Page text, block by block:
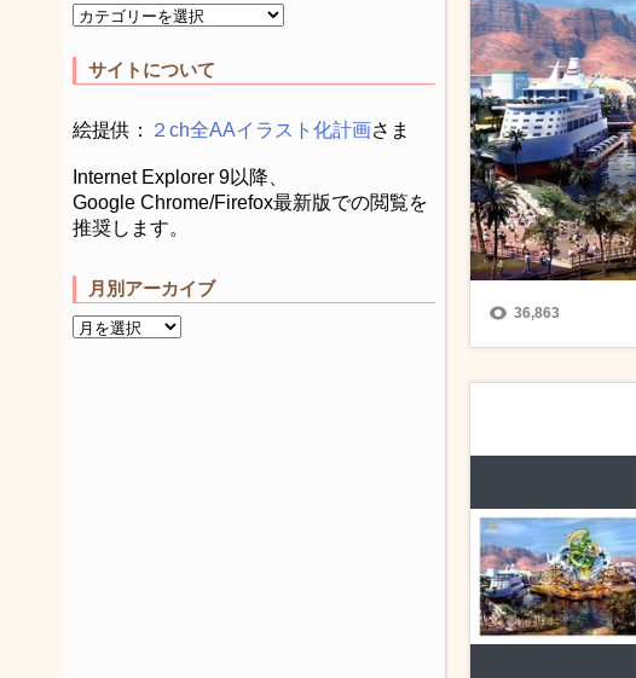
サイトについて
絵提供： ２ch全AAイラスト化計画さま
Internet Explorer 9以降、
Google Chrome/Firefox最新版での閲覧を
推奨します。
月別アーカイブ